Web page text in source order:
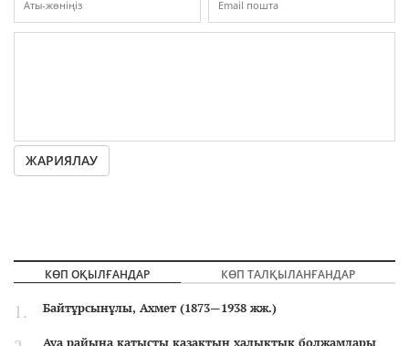
ЖАРИЯЛАУ
КӨП ОҚЫЛҒАНДАР КӨП ТАЛҚЫЛАНҒАНДАР
Байтұрсынұлы, Ахмет (1873—1938 жж.)
Ауа райына қатысты қазақтың халықтық болжамдары